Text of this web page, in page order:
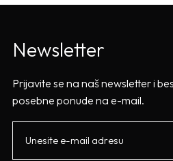
Newsletter
Prijavite se na naš newsletter i
posebne ponude na e-mail.